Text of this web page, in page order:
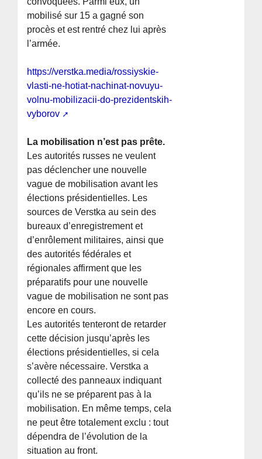
mobilisé sur 15 a gagné son
procès et est rentré chez lui après
l’armée.
https://verstka.media/rossiyskie-
vlasti-ne-hotiat-nachinat-novuyu-
volnu-mobilizacii-do-prezidentskih-
vyborov
La mobilisation n’est pas prête.
Les autorités russes ne veulent
pas déclencher une nouvelle
vague de mobilisation avant les
élections présidentielles. Les
sources de Verstka au sein des
bureaux d’enregistrement et
d’enrôlement militaires, ainsi que
des autorités fédérales et
régionales affirment que les
préparatifs pour une nouvelle
vague de mobilisation ne sont pas
encore en cours.
Les autorités tenteront de retarder
cette décision jusqu’après les
élections présidentielles, si cela
s’avère nécessaire. Verstka a
collecté des panneaux indiquant
qu’ils ne se préparent pas à la
mobilisation. En même temps, cela
ne peut être totalement exclu : tout
dépendra de l’évolution de la
situation au front.